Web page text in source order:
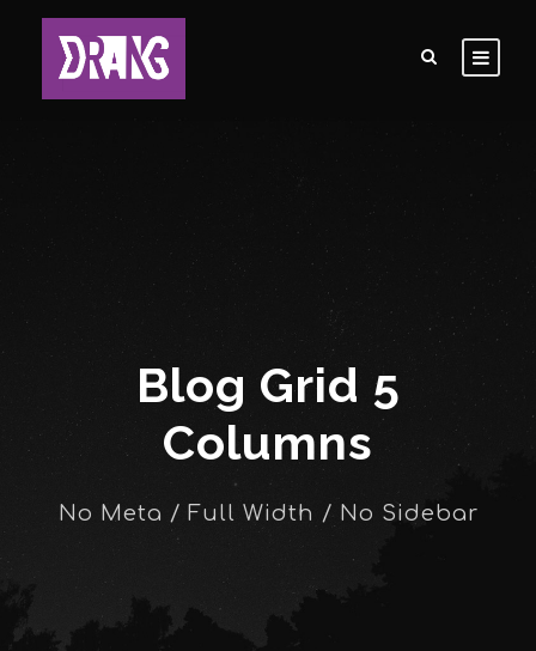
Blog Grid 5
Columns
No Meta / Full Width / No Sidebar